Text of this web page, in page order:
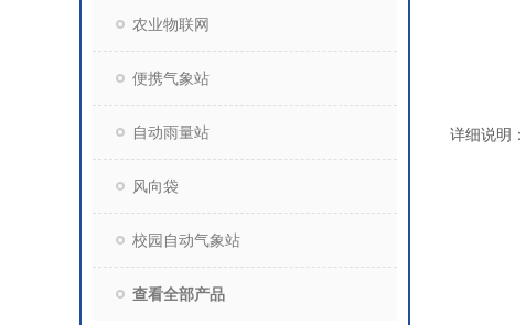
农业物联网
便携气象站
自动雨量站
风向袋
校园自动气象站
查看全部产品
详细说明：